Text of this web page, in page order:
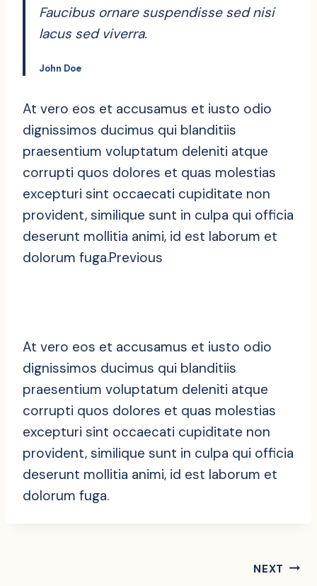
Faucibus ornare suspendisse sed nisi
lacus sed viverra.
John Doe
At vero eos et accusamus et iusto odio
dignissimos ducimus qui blanditiis
praesentium voluptatum deleniti atque
corrupti quos dolores et quas molestias
excepturi sint occaecati cupiditate non
provident, similique sunt in culpa qui officia
deserunt mollitia animi, id est laborum et
dolorum fuga.Previous
At vero eos et accusamus et iusto odio
dignissimos ducimus qui blanditiis
praesentium voluptatum deleniti atque
corrupti quos dolores et quas molestias
excepturi sint occaecati cupiditate non
provident, similique sunt in culpa qui officia
deserunt mollitia animi, id est laborum et
dolorum fuga.
NEXT